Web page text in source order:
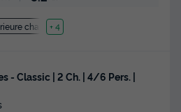
chauffée
+ 4
- Classic | 2 Ch. | 4/6 Pers. |